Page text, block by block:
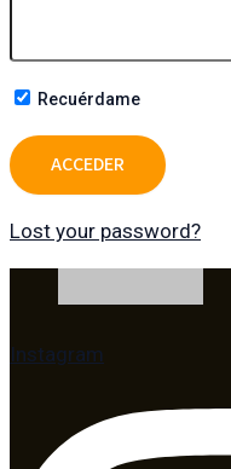
Recuérdame
Lost your password?
Instagram